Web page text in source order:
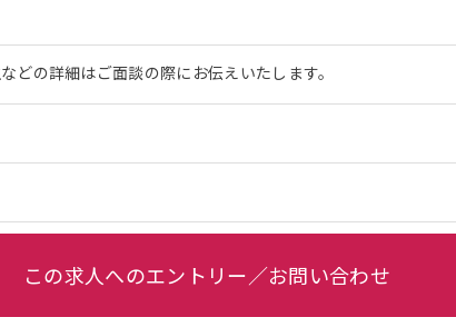
どの詳細はご面談の際にお伝えいたします。
この求人へのエントリー／お問い合わせ